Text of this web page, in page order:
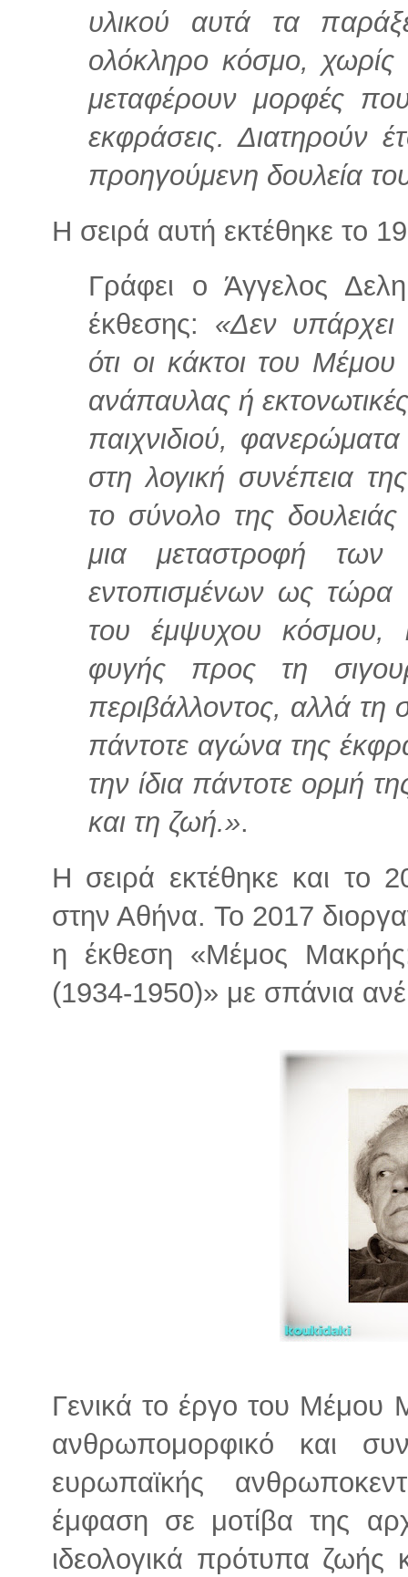
υλικού αυτά τα
ολόκληρο κόσμο, χωρίς
μεταφέρουν μορφές
εκφράσεις. Διατηρούν
προηγούμενη δουλεία
Η σειρά αυτή εκτέθηκε το
Γράφει ο Άγγελος
έκθεσης: «Δεν υπάρχει
ότι οι κάκτοι του
ανάπαυλας ή
παιχνιδιού,
στη λογική συνέπεια
το σύνολο της
μια μεταστροφή των
εντοπισμένων ως τώρα
του έμψυχου κόσμου,
φυγής προς τη
περιβάλλοντος, αλλά τη
πάντοτε αγώνα της
την ίδια πάντοτε ορμή
και τη ζωή.».
Η σειρά εκτέθηκε και το
στην Αθήνα. Το 2017
η έκθεση «Μέμος
(1934-1950)» με σπάνια
Γενικά το έργο του Μέμου
ανθρωπομορφικό και
ευρωπαϊκής
έμφαση σε μοτίβα της
ιδεολογικά πρότυπα ζωής